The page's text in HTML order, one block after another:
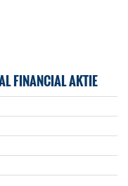
FINANCIAL AKTIE